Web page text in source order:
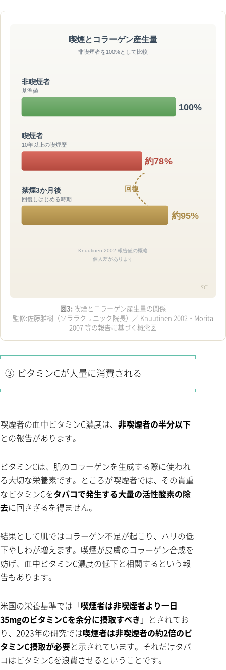
喫煙とコラーゲン産生量
非喫煙者を100%として比較
非喫煙者
基準値
100%
喫煙者
10年以上の喫煙歴
約78%
禁煙3か月後
回復しはじめる時期
約95%
回復
Knuutinen 2002 報告値の概略
個人差があります
SC
図3: 喫煙とコラーゲン産生量の関係
監修:佐藤雅樹（ソララクリニック院長）／ Knuutinen 2002・Morita
2007 等の報告に基づく概念図
③ ビタミンCが大量に消費される
喫煙者の血中ビタミンC濃度は、 非喫煙者の半分以下
との報告があります。
ビタミンCは、肌のコラーゲンを生成する際に使われ
る大切な栄養素です。ところが喫煙者では、その貴重
なビタミンCをタバコで発生する大量の活性酸素の除
去に回さざるを得ません。
結果として肌ではコラーゲン不足が起こり、ハリの低
下やしわが増えます。喫煙が皮膚のコラーゲン合成を
妨げ、血中ビタミンC濃度の低下と相関するという報
告もあります。
米国の栄養基準では「喫煙者は非喫煙者より一日
35mgのビタミンCを余分に摂取すべき 」とされてお
り、2023年の研究では喫煙者は非喫煙者の約2倍のビ
タミンC摂取が必要と示されています。それだけタバ
コはビタミンCを浪費させるということです。